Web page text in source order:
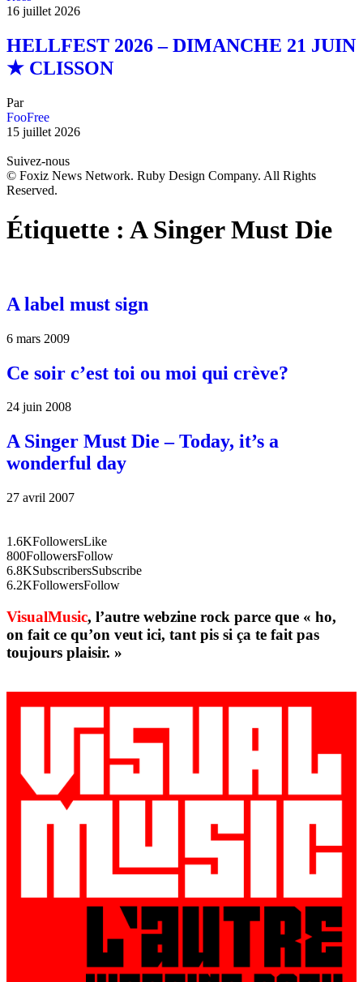
16 juillet 2026
HELLFEST 2026 – DIMANCHE 21 JUIN
★ CLISSON
Par
FooFree
15 juillet 2026
Suivez-nous
© Foxiz News Network. Ruby Design Company. All Rights
Reserved.
Étiquette : A Singer Must Die
A label must sign
6 mars 2009
Ce soir c’est toi ou moi qui crève?
24 juin 2008
A Singer Must Die – Today, it’s a
wonderful day
27 avril 2007
1.6KFollowersLike
800FollowersFollow
6.8KSubscribersSubscribe
6.2KFollowersFollow
VisualMusic, l’autre webzine rock parce que « ho,
on fait ce qu’on veut ici, tant pis si ça te fait pas
toujours plaisir. »